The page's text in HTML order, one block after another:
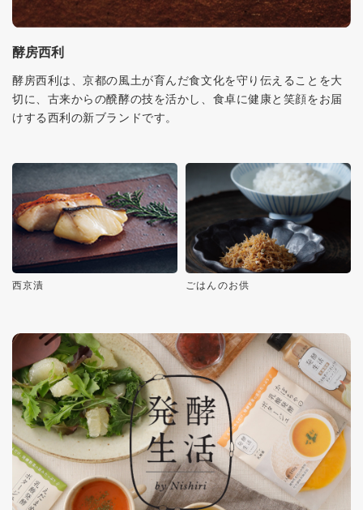
酵房西利
酵房西利は、京都の風土が育んだ食文化を守り伝えることを大
切に、古来からの醗酵の技を活かし、食卓に健康と笑顔をお届
けする西利の新ブランドです。
西京漬 ごはんのお供